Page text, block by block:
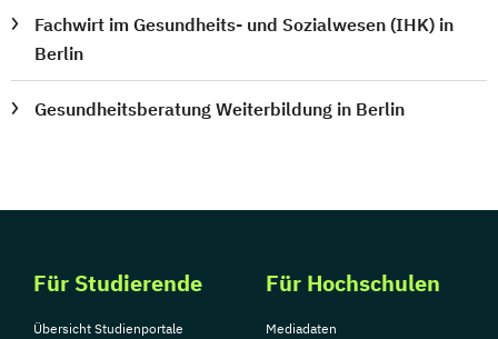
Fachwirt im Gesundheits- und Sozialwesen (IHK) in
Berlin
Gesundheitsberatung Weiterbildung in Berlin
Für Studierende
Übersicht Studienportale
Für Hochschulen
Mediadaten